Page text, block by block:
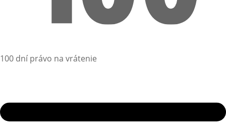
100 dní právo na vrátenie